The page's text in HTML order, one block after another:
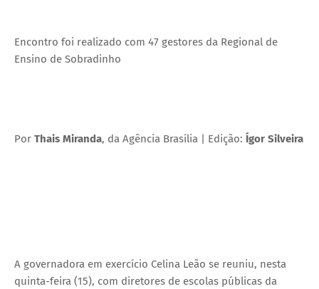
Encontro foi realizado com 47 gestores da Regional de
Ensino de Sobradinho
Por Thais Miranda, da Agência Brasília | Edição: Ígor Silveira
A governadora em exercício Celina Leão se reuniu, nesta
quinta-feira (15), com diretores de escolas públicas da